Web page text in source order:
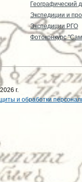
Географический
Экспедиции и
Экспедиции РГО
Фотоконкурс
г.
и обработки